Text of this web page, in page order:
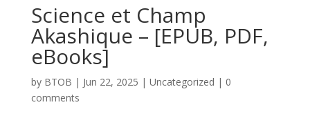
Science et Champ
Akashique – [EPUB, PDF,
eBooks]
by BTOB | Jun 22, 2025 | Uncategorized | 0
comments